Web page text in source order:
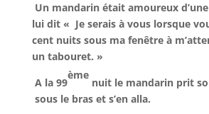
Un mandarin était amoureux
lui dit « Je serais à vous lorsque
cent nuits sous ma fenêtre à
un tabouret. »
A la 99
ème
nuit le mandarin prit
sous le bras et s’en alla.